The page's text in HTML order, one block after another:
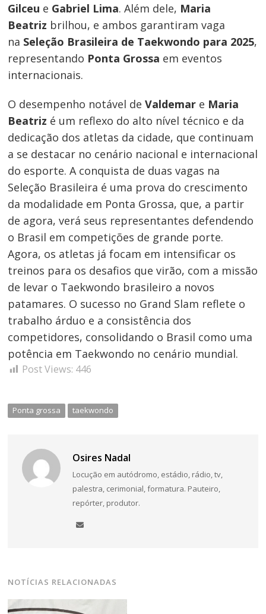
Gilceu e Gabriel Lima. Além dele, Maria
Beatriz brilhou, e ambos garantiram vaga
na Seleção Brasileira de Taekwondo para 2025,
representando Ponta Grossa em eventos
internacionais.
O desempenho notável deValdemar e Maria
Beatriz é um reflexo do alto nível técnico e da
dedicação dos atletas da cidade, que continuam
a se destacar no cenário nacional e internacional
do esporte. A conquista de duas vagas na
Seleção Brasileira é uma prova do crescimento
da modalidade em Ponta Grossa, que, a partir
de agora, verá seus representantes defendendo
o Brasil em competições de grande porte.
Agora, os atletas já focam em intensificar os
treinos para os desafios que virão, com a missão
de levar o Taekwondo brasileiro a novos
patamares. O sucesso no Grand Slam reflete o
trabalho árduo e a consistência dos
competidores, consolidando o Brasil como uma
potência em Taekwondo no cenário mundial.
Post Views: 446
Ponta grossa taekwondo
Osires Nadal
Locução em autódromo, estádio, rádio, tv,
palestra, cerimonial, formatura. Pauteiro,
repórter, produtor.
NOTÍCIAS RELACIONADAS
Navegação
de
Post